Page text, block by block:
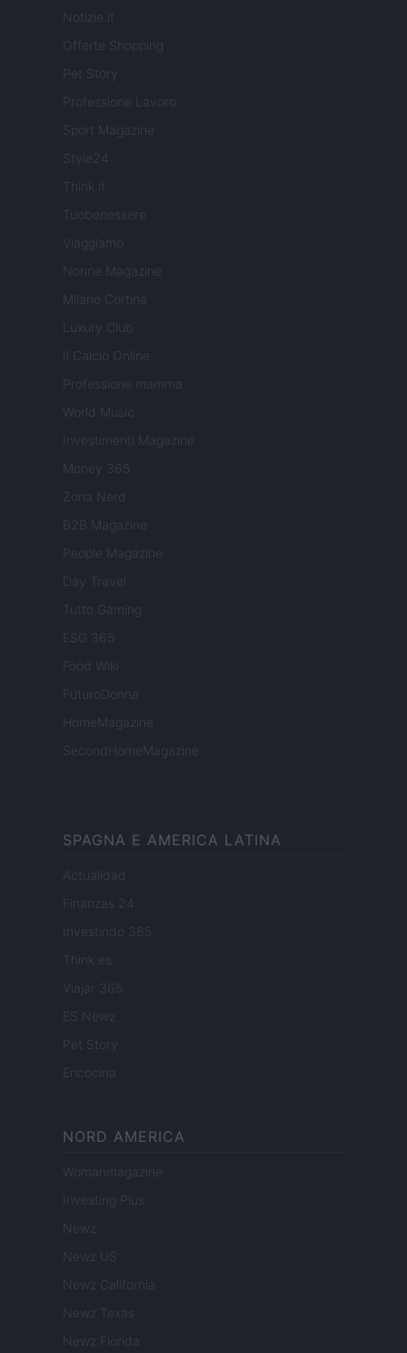
Notizie.it
Offerte Shopping
Pet Story
Professione Lavoro
Sport Magazine
Style24
Think.it
Tuobenessere
Viaggiamo
Nonne Magazine
Milano Cortina
Luxury Club
Il Calcio Online
Professione mamma
World Music
Investimenti Magazine
Money 365
Zona Nerd
B2B Magazine
People Magazine
Day Travel
Tutto Gaming
ESG 365
Food Wiki
FuturoDonna
HomeMagazine
SecondHomeMagazine
SPAGNA E AMERICA LATINA
Actualidad
Finanzas 24
Investindo 365
Think.es
Viajar 365
ES Newz
Pet Story
Encocina
NORD AMERICA
Womanmagazine
Investing Plus
Newz
Newz US
Newz California
Newz Texas
Newz Florida